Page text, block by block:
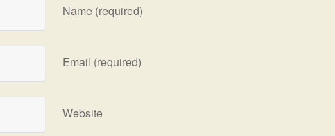
Name (required)
Email (required)
Website